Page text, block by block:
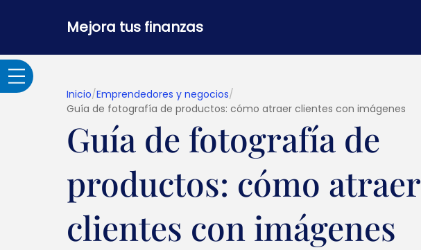
Mejora tus finanzas
Adultos Mayores
Crédito hipotecario
Inicio/Emprendedores y negocios/
Guía de fotografía de productos: cómo atraer clientes con imágenes
Guía de fotografía de
productos: cómo atraer
clientes con imágenes